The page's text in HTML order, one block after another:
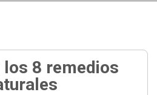
los 8 remedios